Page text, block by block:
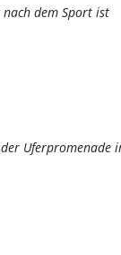
dem Sport ist
Uferpromenade